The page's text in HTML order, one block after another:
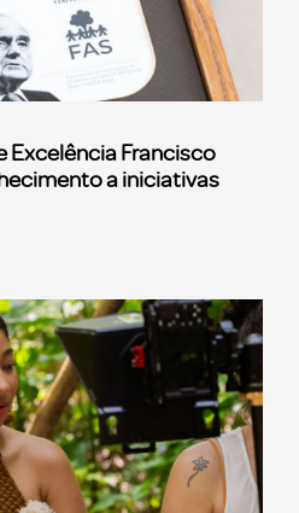
Excelência Francisco
a iniciativas